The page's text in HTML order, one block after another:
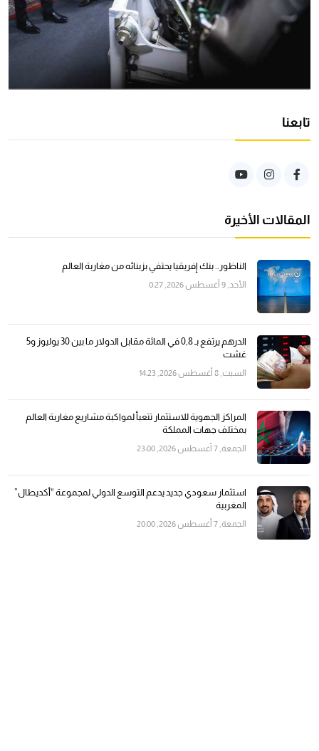
تابعنا
المقالات الأخيرة
الناظور.. بنك إفريقيا يحتفي بزبنائه من مغاربة العالم
الأحد, 9 أغسطس 2026, 0:27
الدرهم يرتفع بـ 0,8 في المائة مقابل الدولار ما بين 30 يوليوز و5
غشت
السبت, 8 أغسطس 2026, 14:23
المراكز الجهوية للاستثمار تتعبأ لمواكبة مشاريع مغاربة العالم
بمختلف جهات المملكة
الجمعة, 7 أغسطس 2026, 23:00
استثمار سعودي جديد يدعم التوسع الدولي لمجموعة “أكديطال”
المغربية
الجمعة, 7 أغسطس 2026, 20:00